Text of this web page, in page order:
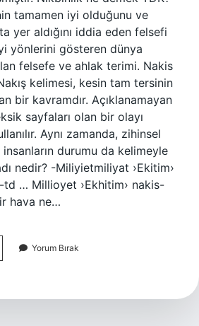
tamamen iyi olduğunu ve
yer aldığını iddia eden felsefi
yönlerini gösteren dünya
felsefe ve ahlak terimi. Nakis
kelimesi, kesin tam tersinin
bir kavramdır. Açıklanamayan
sayfaları olan bir olayı
Aynı zamanda, zihinsel
durumu da kelimeyle
nedir? -Miliyietmiliyat ›Ekitim›
td … Millioyet ›Ekhitim› nakis-
hava ne…
Yorum Bırak